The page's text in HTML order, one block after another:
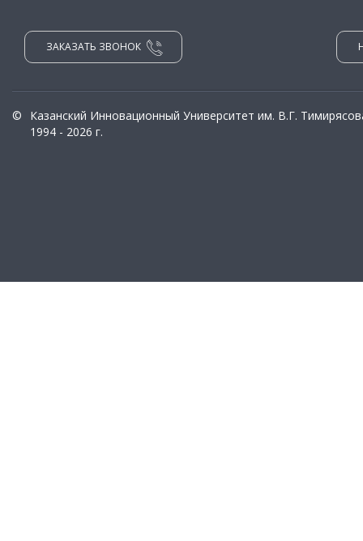
ЗАКАЗАТЬ ЗВОНОК
©
Казанский Инновационный Университет им. В.Г.
1994 - 2026 г.